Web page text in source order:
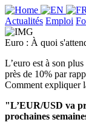
Actualités Emploi
Euro : À quoi
L’euro est à son
près de 10% par
Comment expliquer
"L’EUR/USD va
prochaines